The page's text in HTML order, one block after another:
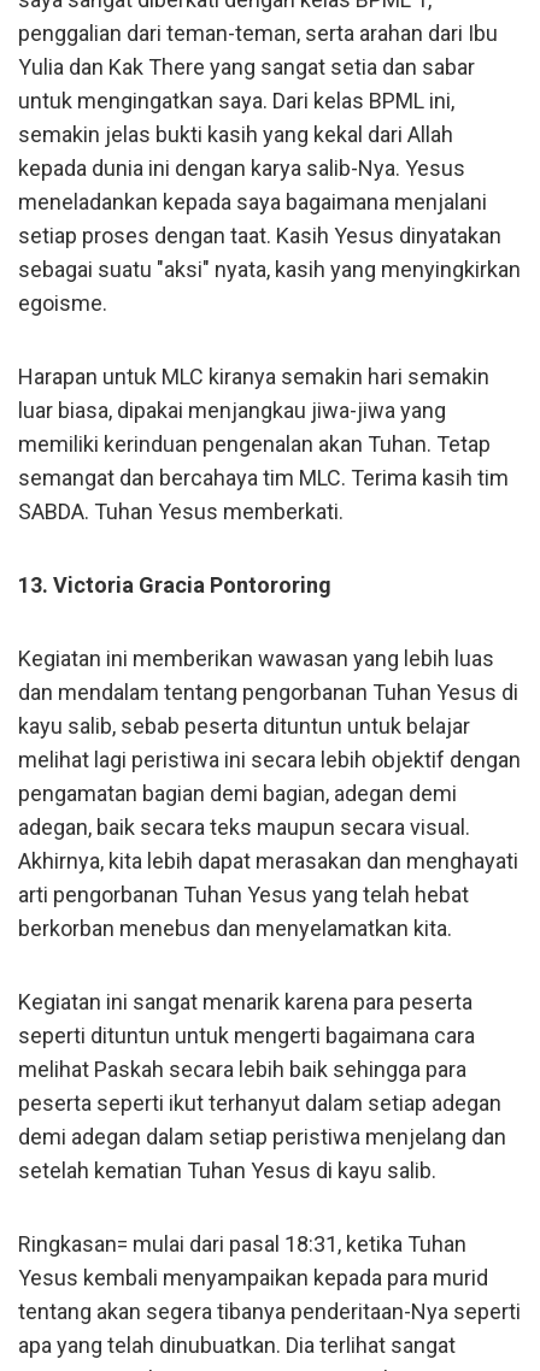
penggalian dari teman-teman, serta arahan dari Ibu
Yulia dan Kak There yang sangat setia dan sabar
untuk mengingatkan saya. Dari kelas BPML ini,
semakin jelas bukti kasih yang kekal dari Allah
kepada dunia ini dengan karya salib-Nya. Yesus
meneladankan kepada saya bagaimana menjalani
setiap proses dengan taat. Kasih Yesus dinyatakan
sebagai suatu "aksi" nyata, kasih yang menyingkirkan
egoisme.
Harapan untuk MLC kiranya semakin hari semakin
luar biasa, dipakai menjangkau jiwa-jiwa yang
memiliki kerinduan pengenalan akan Tuhan. Tetap
semangat dan bercahaya tim MLC. Terima kasih tim
SABDA. Tuhan Yesus memberkati.
13. Victoria Gracia Pontororing
Kegiatan ini memberikan wawasan yang lebih luas
dan mendalam tentang pengorbanan Tuhan Yesus di
kayu salib, sebab peserta dituntun untuk belajar
melihat lagi peristiwa ini secara lebih objektif dengan
pengamatan bagian demi bagian, adegan demi
adegan, baik secara teks maupun secara visual.
Akhirnya, kita lebih dapat merasakan dan menghayati
arti pengorbanan Tuhan Yesus yang telah hebat
berkorban menebus dan menyelamatkan kita.
Kegiatan ini sangat menarik karena para peserta
seperti dituntun untuk mengerti bagaimana cara
melihat Paskah secara lebih baik sehingga para
peserta seperti ikut terhanyut dalam setiap adegan
demi adegan dalam setiap peristiwa menjelang dan
setelah kematian Tuhan Yesus di kayu salib.
Ringkasan= mulai dari pasal 18:31, ketika Tuhan
Yesus kembali menyampaikan kepada para murid
tentang akan segera tibanya penderitaan-Nya seperti
apa yang telah dinubuatkan. Dia terlihat sangat